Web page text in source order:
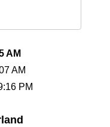
AM
AM
PM